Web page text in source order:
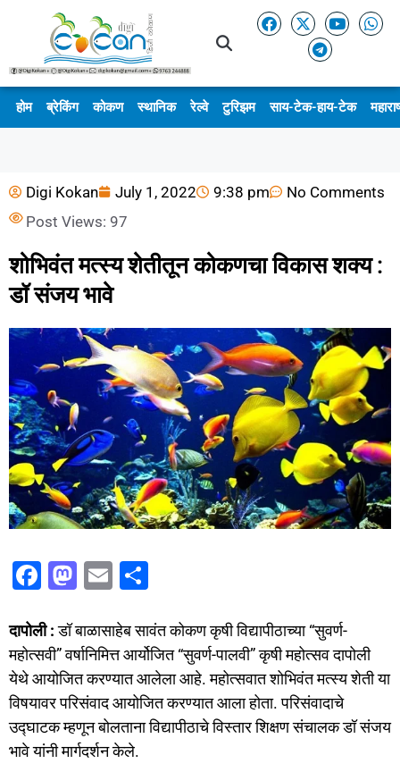
होम ब्रेकिंग कोकण स्थानिक रेल्वे टुरिझम साय-टेक-हाय-टेक
Digi Kokan July 1, 2022 9:38 pm
No Comments
Post Views: 97
शोभिवंत मत्स्य शेतीतून कोकणचा विकास शक्य :
डॉ संजय भावे
F
c
e
b
o
o
M
st
o
d
o
n
E
ai
l
ar
e
दापोली :डॉ बाळासाहेब सावंत कोकण कृषी विद्यापीठाच्या “सुवर्ण-
महोत्सवी” वर्षानिमित्त आर्योजित “सुवर्ण-पालवी” कृषी महोत्सव दापोली
येथे आयोजित करण्यात आलेला आहे. महोत्सवात शोभिवंत मत्स्य शेती या
विषयावर परिसंवाद आयोजित करण्यात आला होता. परिसंवादाचे
उद्घाटक म्हणून बोलताना विद्यापीठाचे विस्तार शिक्षण संचालक डॉ संजय
भावे यांनी मार्गदर्शन केले.